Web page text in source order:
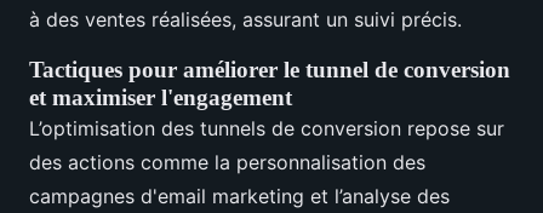
à des ventes réalisées, assurant un suivi précis.
Tactiques pour améliorer le tunnel de conversion
et maximiser l'engagement
L’optimisation des tunnels de conversion repose sur
des actions comme la personnalisation des
campagnes d'email marketing et l’analyse des